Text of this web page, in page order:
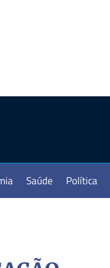
Saúde Política